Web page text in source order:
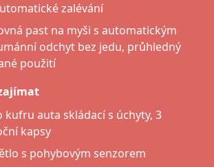
zalévání
past na myši s automatickým
odchyt bez jedu, průhledný
použití
kufru auta skládací s úchyty, 3
kapsy
s pohybovým senzorem